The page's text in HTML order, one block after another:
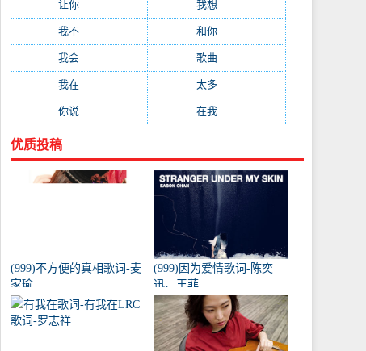
让你 我想
我不 和你(80)
我会 歌曲
我在 太多
你说 在我(64)
优质投稿
(999)不方便的真相歌词-麦
家瑜
(999)因为爱情歌词-陈奕
迅、王菲